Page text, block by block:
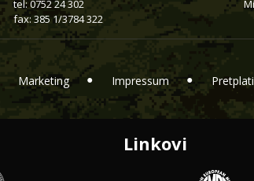
tel: 0752 24 302
fax: 385 1/3784 322
Marketing Impressum
Linkovi